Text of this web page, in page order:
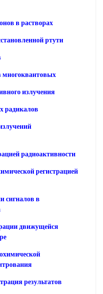
в растворах
ртути
многоквантовых
излучения
радикалов
радиоактивности
регистрацией
сигналов в
движущейся
результатов